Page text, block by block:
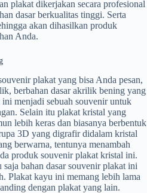
plakat dikerjakan secara profesional
dasar berkualitas tinggi. Serta
akan dihasilkan produk
Anda.
plakat yang bisa Anda pesan,
berbahan dasar akrilik bening yang
menjadi sebuah souvenir untuk
Selain itu plakat kristal yang
lebih keras dan biasanya berbentuk
3D yang digrafir didalam kristal
berwarna, tentunya menambah
produk souvenir plakat kristal ini.
bahan dasar souvenir plakat ini
Plakat kayu ini memang lebih lama
dengan plakat yang lain.